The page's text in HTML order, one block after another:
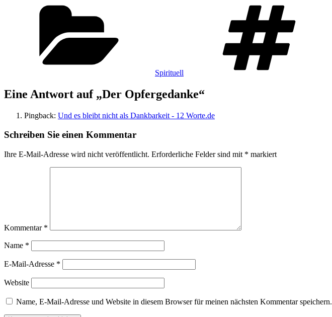
Spirituell
Eine Antwort auf „Der Opfergedanke“
Pingback: Und es bleibt nicht als Dankbarkeit - 12 Worte.de
Schreiben Sie einen Kommentar
Ihre E-Mail-Adresse wird nicht veröffentlicht. Erforderliche Felder sind mit * markiert
Kommentar *
Name *
E-Mail-Adresse *
Website
Name, E-Mail-Adresse und Website in diesem Browser für meinen nächsten Kommentar speichern.